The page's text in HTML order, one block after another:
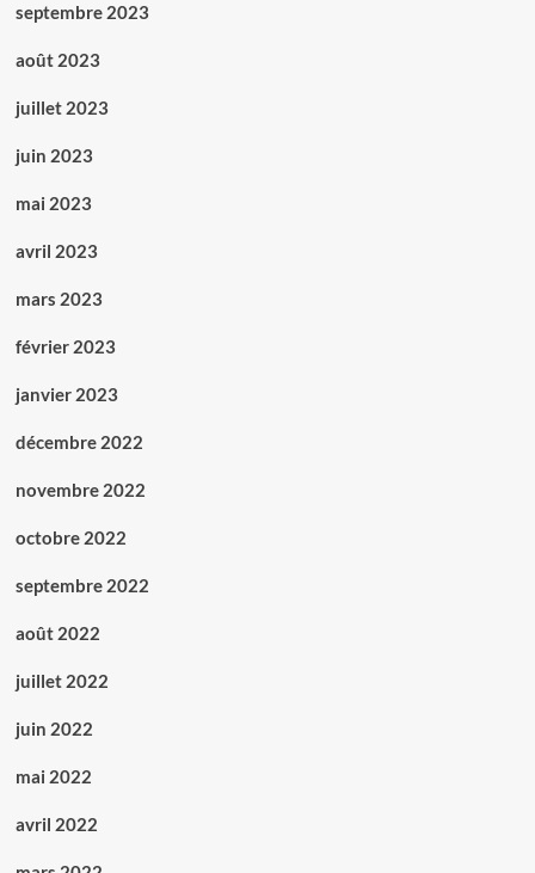
septembre 2023
août 2023
juillet 2023
juin 2023
mai 2023
avril 2023
mars 2023
février 2023
janvier 2023
décembre 2022
novembre 2022
octobre 2022
septembre 2022
août 2022
juillet 2022
juin 2022
mai 2022
avril 2022